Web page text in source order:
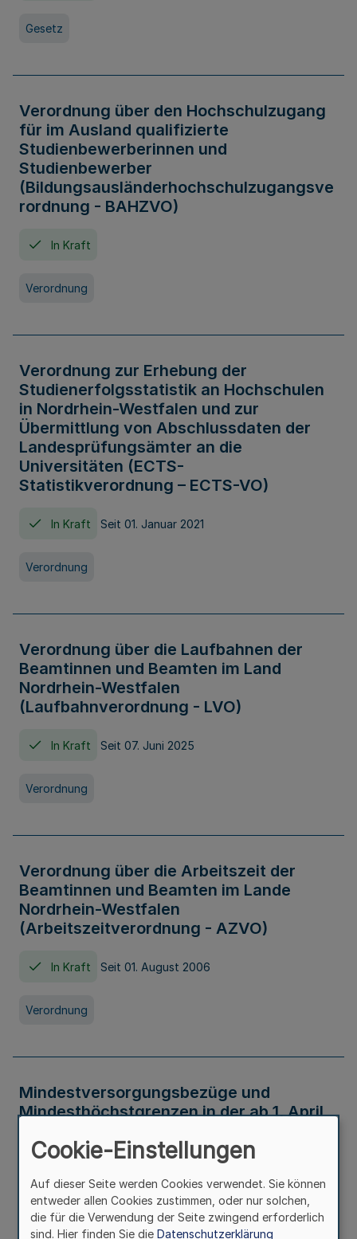
Gesetz
Verordnung über den Hochschulzugang
für im Ausland qualifizierte
Studienbewerberinnen und
Studienbewerber
(Bildungsausländerhochschulzugangsve
rordnung - BAHZVO)
In Kraft
Verordnung
Verordnung zur Erhebung der
Studienerfolgsstatistik an Hochschulen
in Nordrhein-Westfalen und zur
Übermittlung von Abschlussdaten der
Landesprüfungsämter an die
Universitäten (ECTS-
Statistikverordnung – ECTS-VO)
In Kraft Seit 01. Januar 2021
Verordnung
Verordnung über die Laufbahnen der
Beamtinnen und Beamten im Land
Nordrhein-Westfalen
(Laufbahnverordnung - LVO)
In Kraft Seit 07. Juni 2025
Verordnung
Verordnung über die Arbeitszeit der
Beamtinnen und Beamten im Lande
Nordrhein-Westfalen
(Arbeitszeitverordnung - AZVO)
In Kraft Seit 01. August 2006
Verordnung
Mindestversorgungsbezüge und
Mindesthöchstgrenzen in der ab 1. April
Verwaltungsvorschrift
Cookie-Einstellungen
Auf dieser Seite werden Cookies verwendet. Sie können
entweder allen Cookies zustimmen, oder nur solchen,
die für die Verwendung der Seite zwingend erforderlich
sind. Hier finden Sie die Datenschutzerklärung